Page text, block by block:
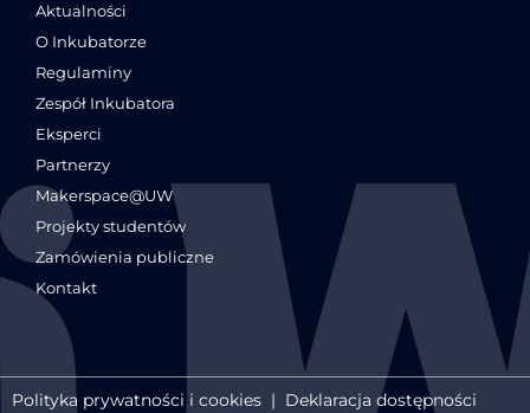
Aktualności
O Inkubatorze
Regulaminy
Zespół Inkubatora
Eksperci
Partnerzy
Makerspace@UW
Projekty studentów
Zamówienia publiczne
Kontakt
Polityka prywatności i cookies | Deklaracja dostępności